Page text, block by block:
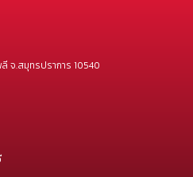
จ.สมุทรปราการ 10540